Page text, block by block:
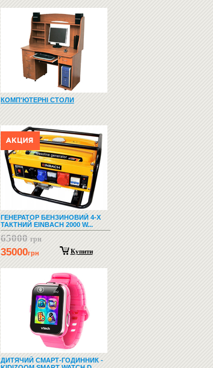
КОМП'ЮТЕРНІ СТОЛИ
ГЕНЕРАТОР БЕНЗИНОВИЙ 4-Х
ТАКТНИЙ EINBACH 2000 W...
65000 грн
35000грн Купити
ДИТЯЧИЙ СМАРТ-ГОДИННИК -